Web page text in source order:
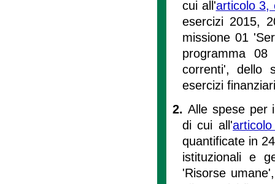
cui all'articolo 3,
esercizi 2015,
missione 01
programma
correnti', dello
esercizi
2. Alle spese per
di cui all'
quantificate in
istituzionali e
'Risorse